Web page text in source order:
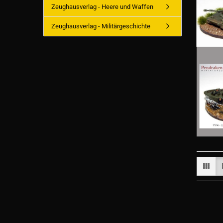
Zeughausverlag - Heere und Waffen
Zeughausverlag - Militärgeschichte